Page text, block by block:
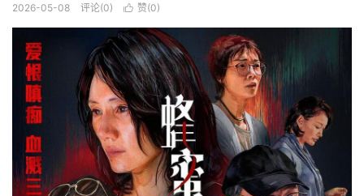
2026-05-08 评论(0)  赞(0)